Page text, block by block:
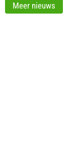
Meer nieuws